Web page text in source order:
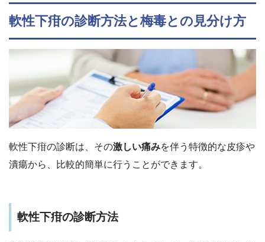
軟性下疳の診断方法と梅毒との見分け方
軟性下疳の診断は、その激しい痛みを伴う特徴的な皮疹や
潰瘍から、比較的簡単に行うことができます。
軟性下疳の診断方法